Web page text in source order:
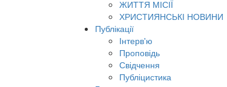
ЖИТТЯ МІСІЇ
ХРИСТИЯНСЬКІ НОВИНИ
Публікації
Інтерв'ю
Проповідь
Свідчення
Публіцистика